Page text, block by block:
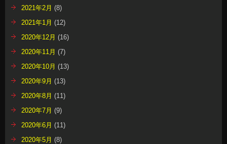
2021年2月 (8)
2021年1月 (12)
2020年12月 (16)
2020年11月 (7)
2020年10月 (13)
2020年9月 (13)
2020年8月 (11)
2020年7月 (9)
2020年6月 (11)
2020年5月 (8)